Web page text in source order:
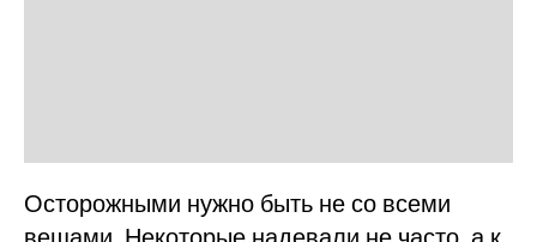
Осторожными нужно быть не со всеми